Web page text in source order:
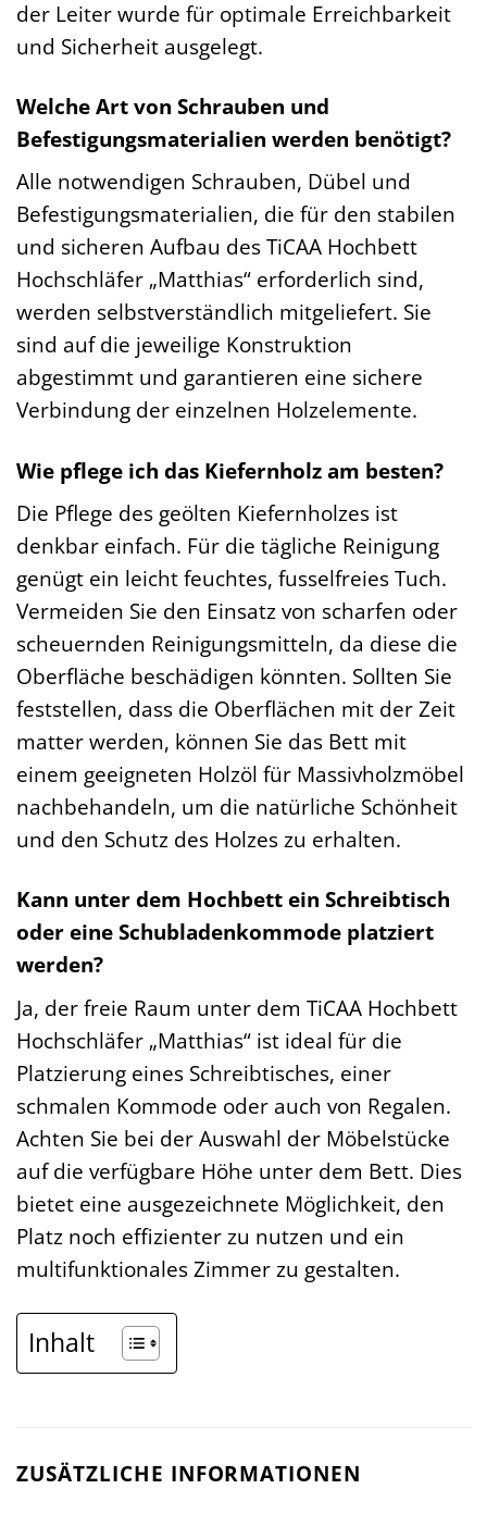
der Leiter wurde für optimale Erreichbarkeit
und Sicherheit ausgelegt.
Welche Art von Schrauben und
Befestigungsmaterialien werden benötigt?
Alle notwendigen Schrauben, Dübel und
Befestigungsmaterialien, die für den stabilen
und sicheren Aufbau des TiCAA Hochbett
Hochschläfer „Matthias“ erforderlich sind,
werden selbstverständlich mitgeliefert. Sie
sind auf die jeweilige Konstruktion
abgestimmt und garantieren eine sichere
Verbindung der einzelnen Holzelemente.
Wie pflege ich das Kiefernholz am besten?
Die Pflege des geölten Kiefernholzes ist
denkbar einfach. Für die tägliche Reinigung
genügt ein leicht feuchtes, fusselfreies Tuch.
Vermeiden Sie den Einsatz von scharfen oder
scheuernden Reinigungsmitteln, da diese die
Oberfläche beschädigen könnten. Sollten Sie
feststellen, dass die Oberflächen mit der Zeit
matter werden, können Sie das Bett mit
einem geeigneten Holzöl für Massivholzmöbel
nachbehandeln, um die natürliche Schönheit
und den Schutz des Holzes zu erhalten.
Kann unter dem Hochbett ein Schreibtisch
oder eine Schubladenkommode platziert
werden?
Ja, der freie Raum unter dem TiCAA Hochbett
Hochschläfer „Matthias“ ist ideal für die
Platzierung eines Schreibtisches, einer
schmalen Kommode oder auch von Regalen.
Achten Sie bei der Auswahl der Möbelstücke
auf die verfügbare Höhe unter dem Bett. Dies
bietet eine ausgezeichnete Möglichkeit, den
Platz noch effizienter zu nutzen und ein
multifunktionales Zimmer zu gestalten.
Inhalt
ZUSÄTZLICHE INFORMATIONEN